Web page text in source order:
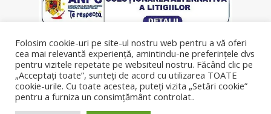
© Copyright 2019, lenjeriipatut.ro
Folosim cookie-uri pe site-ul nostru web pentru a vă oferi
cea mai relevantă experiență, amintindu-ne preferințele dvs
pentru vizitele repetate pe websiteul nostru. Făcând clic pe
„Acceptați toate”, sunteți de acord cu utilizarea TOATE
cookie-urile. Cu toate acestea, puteți vizita „Setări cookie”
pentru a furniza un consimțământ controlat..